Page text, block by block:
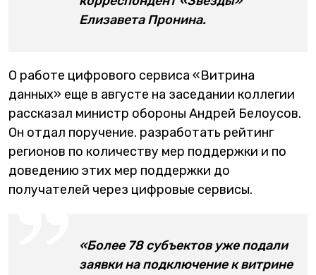
Елизавета Пронина.
О работе цифрового сервиса «Витрина
данных» еще в августе на заседании коллегии
рассказал министр обороны Андрей Белоусов.
Он отдал поручение. разработать рейтинг
регионов по количеству мер поддержки и по
доведению этих мер поддержки до
получателей через цифровые сервисы.
«Более 78 субъектов уже подали
заявки на подключение к витрине